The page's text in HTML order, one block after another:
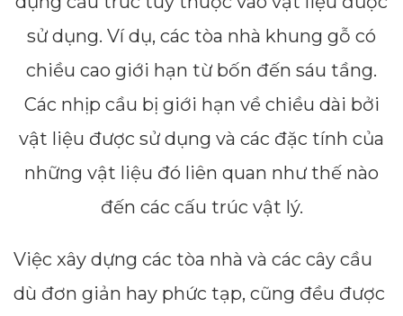
sử dụng. Ví dụ, các tòa nhà khung gỗ có
chiều cao giới hạn từ bốn đến sáu tầng.
Các nhịp cầu bị giới hạn về chiều dài bởi
vật liệu được sử dụng và các đặc tính của
những vật liệu đó liên quan như thế nào
đến các cấu trúc vật lý.
Việc xây dựng các tòa nhà và các cây cầu
dù đơn giản hay phức tạp, cũng đều được